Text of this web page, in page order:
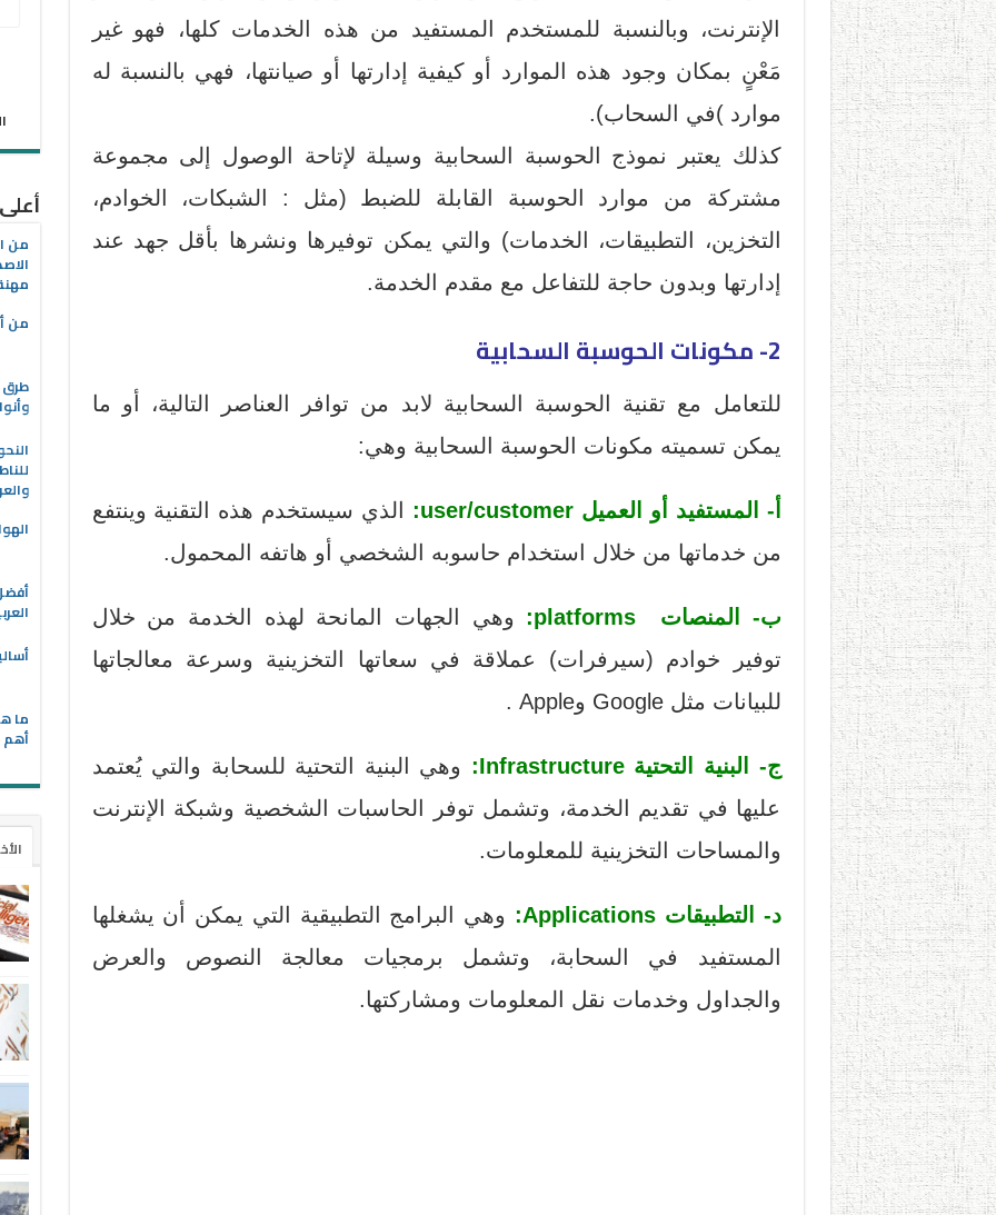
الإنترنت، وبالنسبة للمستخدم المستفيد من هذه الخدمات كلها، فهو غير
مَعْنٍ بمكان وجود هذه الموارد أو كيفية إدارتها أو صيانتها، فهي بالنسبة له
موارد )في السحاب).
كذلك يعتبر نموذج الحوسبة السحابية وسيلة لإتاحة الوصول إلى مجموعة
مشتركة من موارد الحوسبة القابلة للضبط (مثل : الشبكات، الخوادم،
التخزين، التطبيقات، الخدمات) والتي يمكن توفيرها ونشرها بأقل جهد عند
إدارتها وبدون حاجة للتفاعل مع مقدم الخدمة.
2- مكونات الحوسبة السحابية
للتعامل مع تقنية الحوسبة السحابية لابد من توافر العناصر التالية، أو ما
يمكن تسميته مكونات الحوسبة السحابية وهي:
أ- المستفيد أو العميل user/customer:
الذي سيستخدم هذه التقنية وينتفع
من خدماتها من خلال استخدام حاسوبه الشخصي أو هاتفه المحمول.
ب- المنصات platforms:
وهي الجهات المانحة لهذه الخدمة من خلال
توفير خوادم (سيرفرات) عملاقة في سعاتها التخزينية وسرعة معالجاتها
للبيانات مثل Google وApple .
ج- البنية التحتية Infrastructure:
وهي البنية التحتية للسحابة والتي يُعتمد
عليها في تقديم الخدمة، وتشمل توفر الحاسبات الشخصية وشبكة الإنترنت
والمساحات التخزينية للمعلومات.
د- التطبيقات Applications:
وهي البرامج التطبيقية التي يمكن أن يشغلها
المستفيد في السحابة، وتشمل برمجيات معالجة النصوص والعرض
والجداول وخدمات نقل المعلومات ومشاركتها.
من
من
طرق
ما
أهم